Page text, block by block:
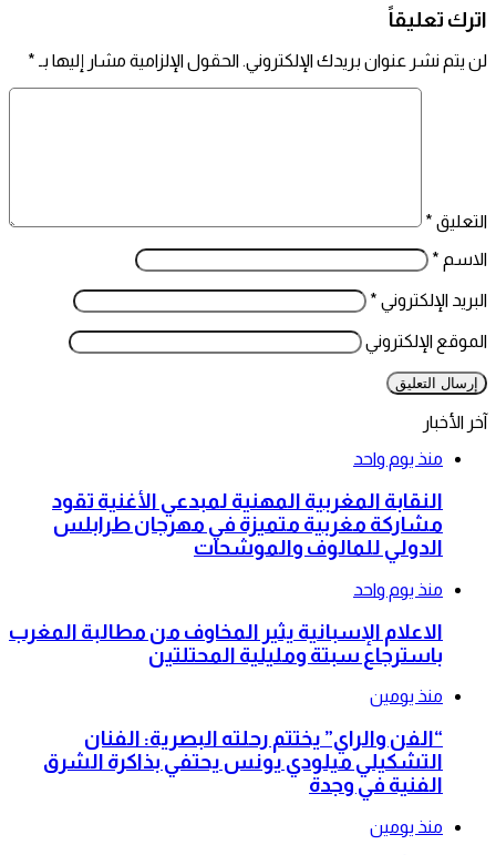
اترك تعليقاً
لن يتم نشر عنوان بريدك الإلكتروني.الحقول الإلزامية مشار إليها بـ *
التعليق *
الاسم *
البريد الإلكتروني *
الموقع الإلكتروني
آخر الأخبار
منذ يوم واحد
النقابة المغربية المهنية لمبدعي الأغنية تقود
مشاركة مغربية متميزة في مهرجان طرابلس
الدولي للمالوف والموشحات
منذ يوم واحد
الاعلام الإسبانية يثير المخاوف من مطالبة المغرب
باسترجاع سبتة ومليلية المحتلتين
منذ يومين
“الفن والراي” يختتم رحلته البصرية: الفنان
التشكيلي ميلودي يونس يحتفي بذاكرة الشرق
الفنية في وجدة
منذ يومين